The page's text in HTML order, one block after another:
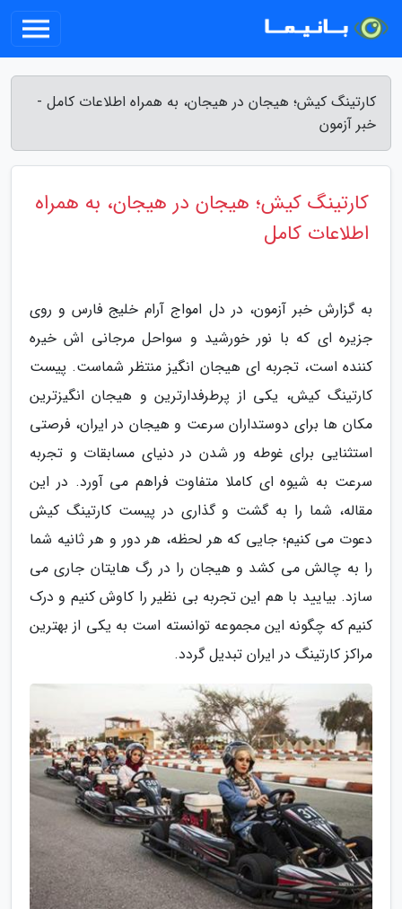
کارتینگ کیش؛ هیجان در هیجان، به همراه اطلاعات کامل -
خبر آزمون
کارتینگ کیش؛ هیجان در هیجان، به همراه
اطلاعات کامل
به گزارش خبر آزمون، در دل امواج آرام خلیج فارس و روی
جزیره ای که با نور خورشید و سواحل مرجانی اش خیره
کننده است، تجربه ای هیجان انگیز منتظر شماست. پیست
کارتینگ کیش، یکی از پرطرفدارترین و هیجان انگیزترین
مکان ها برای دوستداران سرعت و هیجان در ایران، فرصتی
استثنایی برای غوطه ور شدن در دنیای مسابقات و تجربه
سرعت به شیوه ای کاملا متفاوت فراهم می آورد. در این
مقاله، شما را به گشت و گذاری در پیست کارتینگ کیش
دعوت می کنیم؛ جایی که هر لحظه، هر دور و هر ثانیه شما
را به چالش می کشد و هیجان را در رگ هایتان جاری می
سازد. بیایید با هم این تجربه بی نظیر را کاوش کنیم و درک
کنیم که چگونه این مجموعه توانسته است به یکی از بهترین
مراکز کارتینگ در ایران تبدیل گردد.